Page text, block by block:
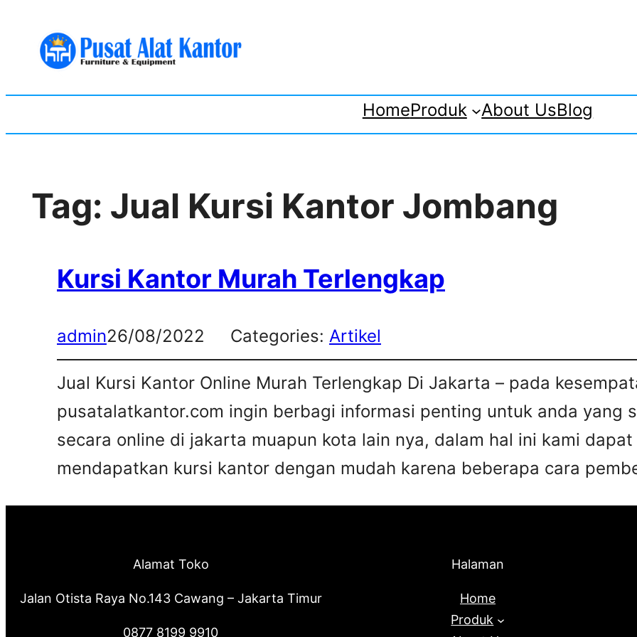
content
HomeProduk About UsBlog
Tag: Jual Kursi Kantor Jombang
Kursi Kantor Murah Terlengkap
admin26/08/2022 Categories: Artikel
Jual Kursi Kantor Online Murah Terlengkap Di Jakarta – pada
pusatalatkantor.com ingin berbagi informasi penting untuk anda yang
secara online di jakarta muapun kota lain nya, dalam hal ini kami
mendapatkan kursi kantor dengan mudah karena beberapa cara
Alamat Toko
Jalan Otista Raya No.143 Cawang – Jakarta Timur
0877 8199 9910
Halaman
Home
Produk